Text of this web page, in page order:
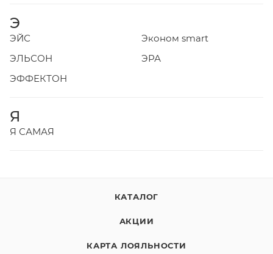
Э
ЭЙС
Эконом smart
ЭЛЬСОН
ЭРА
ЭФФЕКТОН
Я
Я САМАЯ
КАТАЛОГ
АКЦИИ
КАРТА ЛОЯЛЬНОСТИ